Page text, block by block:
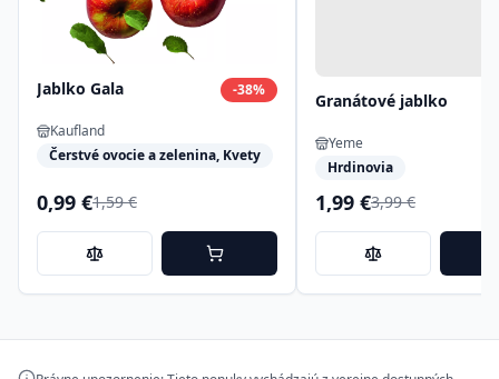
Jablko Gala -38%
Kaufland
Čerstvé ovocie a zelenina, Kvety
0,99 €1,59 €
Granátové jablko
Yeme
Hrdinovia
1,99 €3,99 €